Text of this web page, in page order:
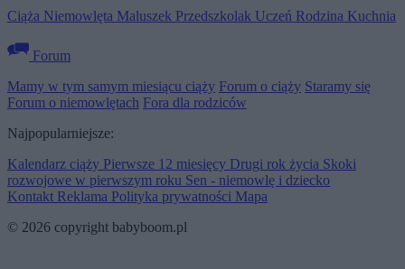
Ciąża Niemowlęta Maluszek Przedszkolak Uczeń Rodzina Kuchnia
Forum
Mamy w tym samym miesiącu ciąży Forum o ciąży Staramy się
Forum o niemowlętach Fora dla rodziców
Najpopularniejsze:
Kalendarz ciąży Pierwsze 12 miesięcy Drugi rok życia Skoki
rozwojowe w pierwszym roku Sen - niemowlę i dziecko
Kontakt Reklama Polityka prywatności Mapa
© 2026 copyright babyboom.pl